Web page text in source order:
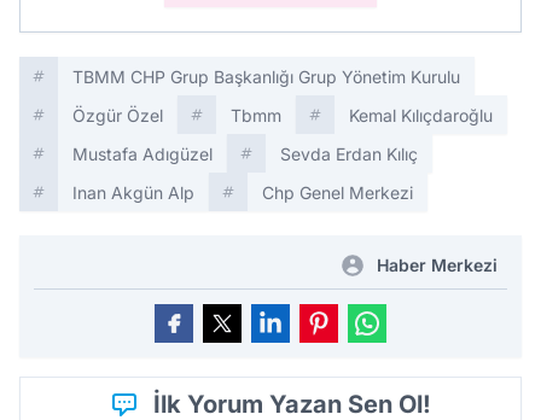
TBMM CHP Grup Başkanlığı Grup Yönetim Kurulu
Özgür Özel
Tbmm
Kemal Kılıçdaroğlu
Mustafa Adıgüzel
Sevda Erdan Kılıç
Inan Akgün Alp
Chp Genel Merkezi
Haber Merkezi
İlk Yorum Yazan Sen Ol!